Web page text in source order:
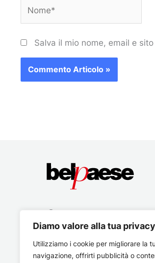
Diamo valore alla tua privacy
Utilizziamo i cookie per migliorare la
navigazione, offrirti pubblicità o
Salva il mio nome, email e